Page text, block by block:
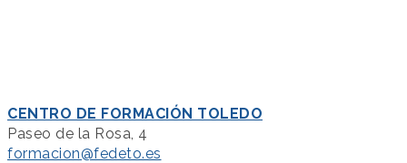
CENTRO DE FORMACIÓN TOLEDO
Paseo de la Rosa, 4
formacion@fedeto.es